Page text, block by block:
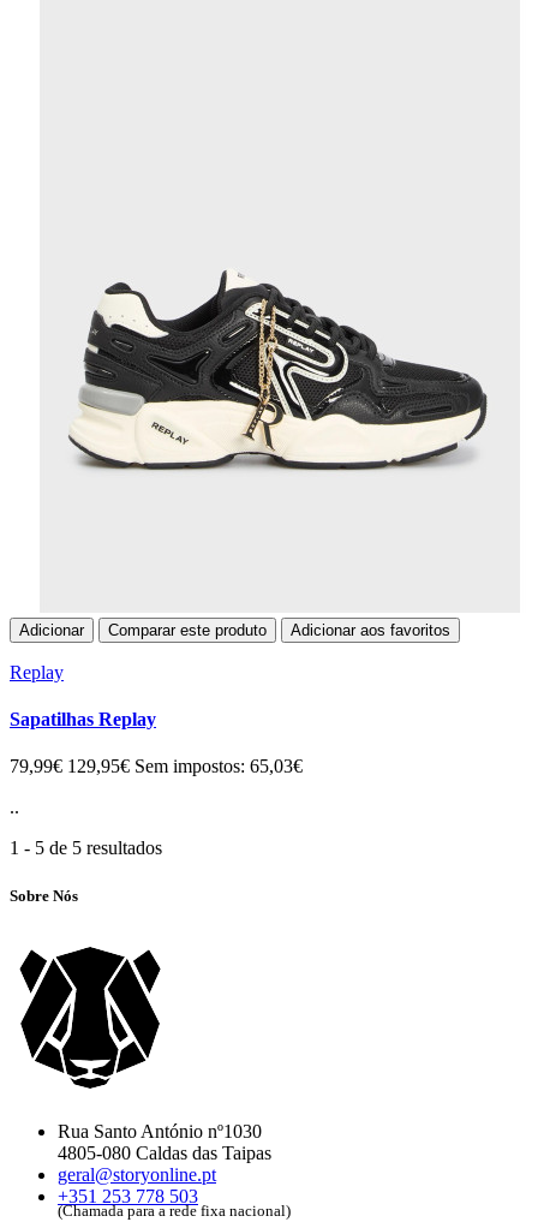
Adicionar Comparar este produto Adicionar aos favoritos
Replay
Sapatilhas Replay
79,99€ 129,95€ Sem impostos: 65,03€
..
1 - 5 de 5 resultados
Sobre Nós
Rua Santo António nº1030
4805-080 Caldas das Taipas
geral@storyonline.pt
+351 253 778 503
(Chamada para a rede fixa nacional)